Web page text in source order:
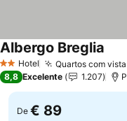
2 Estrelas
Hotel Quartos com
Albergo Breglia
8,8 Excelente 1.207
De € 89